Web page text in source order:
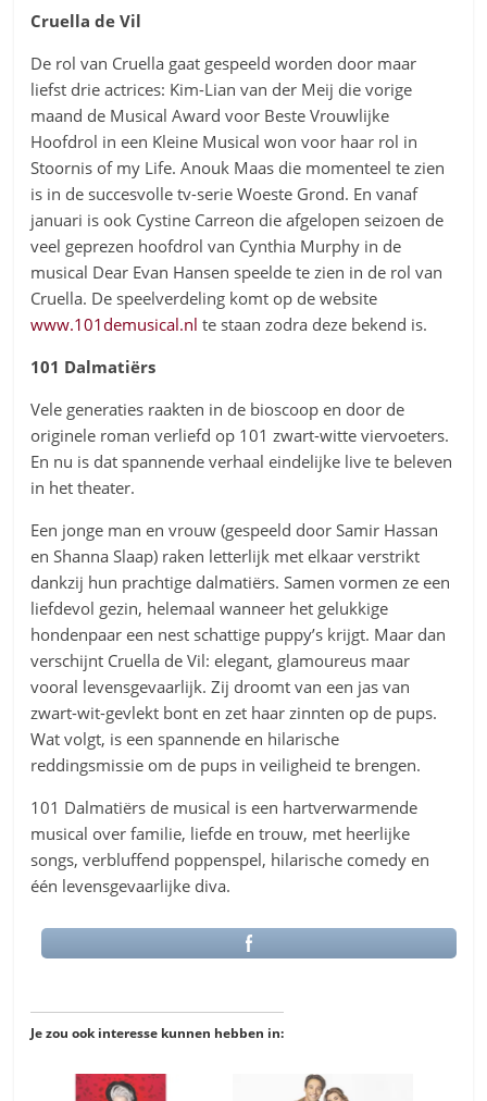
Cruella de Vil
De rol van Cruella gaat gespeeld worden door maar
liefst drie actrices: Kim-Lian van der Meij die vorige
maand de Musical Award voor Beste Vrouwlijke
Hoofdrol in een Kleine Musical won voor haar rol in
Stoornis of my Life. Anouk Maas die momenteel te zien
is in de succesvolle tv-serie Woeste Grond. En vanaf
januari is ook Cystine Carreon die afgelopen seizoen de
veel geprezen hoofdrol van Cynthia Murphy in de
musical Dear Evan Hansen speelde te zien in de rol van
Cruella. De speelverdeling komt op de website
www.101demusical.nl te staan zodra deze bekend is.
101 Dalmatiërs
Vele generaties raakten in de bioscoop en door de
originele roman verliefd op 101 zwart-witte viervoeters.
En nu is dat spannende verhaal eindelijke live te beleven
in het theater.
Een jonge man en vrouw (gespeeld door Samir Hassan
en Shanna Slaap) raken letterlijk met elkaar verstrikt
dankzij hun prachtige dalmatiërs. Samen vormen ze een
liefdevol gezin, helemaal wanneer het gelukkige
hondenpaar een nest schattige puppy’s krijgt. Maar dan
verschijnt Cruella de Vil: elegant, glamoureus maar
vooral levensgevaarlijk. Zij droomt van een jas van
zwart-wit-gevlekt bont en zet haar zinnten op de pups.
Wat volgt, is een spannende en hilarische
reddingsmissie om de pups in veiligheid te brengen.
101 Dalmatiërs de musical is een hartverwarmende
musical over familie, liefde en trouw, met heerlijke
songs, verbluffend poppenspel, hilarische comedy en
één levensgevaarlijke diva.
Je zou ook interesse kunnen hebben in: